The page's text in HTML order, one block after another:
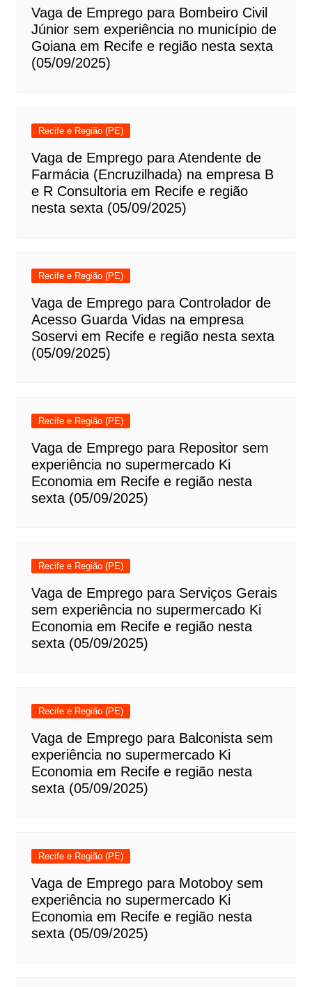
Vaga de Emprego para Bombeiro Civil
Júnior sem experiência no município de
Goiana em Recife e região nesta sexta
(05/09/2025)
Recife e Região (PE)
Vaga de Emprego para Atendente de
Farmácia (Encruzilhada) na empresa B
e R Consultoria em Recife e região
nesta sexta (05/09/2025)
Recife e Região (PE)
Vaga de Emprego para Controlador de
Acesso Guarda Vidas na empresa
Soservi em Recife e região nesta sexta
(05/09/2025)
Recife e Região (PE)
Vaga de Emprego para Repositor sem
experiência no supermercado Ki
Economia em Recife e região nesta
sexta (05/09/2025)
Recife e Região (PE)
Vaga de Emprego para Serviços Gerais
sem experiência no supermercado Ki
Economia em Recife e região nesta
sexta (05/09/2025)
Recife e Região (PE)
Vaga de Emprego para Balconista sem
experiência no supermercado Ki
Economia em Recife e região nesta
sexta (05/09/2025)
Recife e Região (PE)
Vaga de Emprego para Motoboy sem
experiência no supermercado Ki
Economia em Recife e região nesta
sexta (05/09/2025)